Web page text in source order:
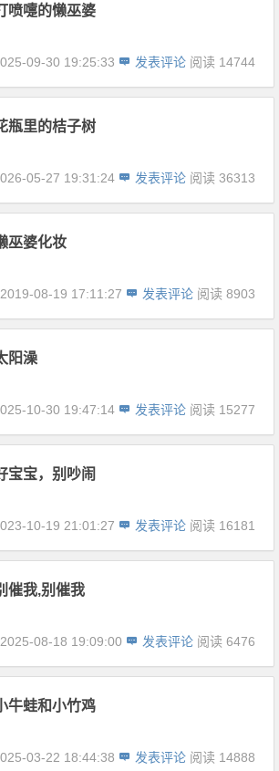
喷嚏的懒巫婆
09-30 19:25:33 发表评论 阅读 14744
瓶里的桔子树
05-27 19:31:24 发表评论 阅读 36313
巫婆化妆
2019-08-19 17:11:27 发表评论 阅读 8903
阳澡
10-30 19:47:14 发表评论 阅读 15277
宝宝，别吵闹
10-19 21:01:27 发表评论 阅读 16181
催我,别催我
2025-08-18 19:09:00 发表评论 阅读 6476
牛蛙和小竹鸡
03-22 18:44:38 发表评论 阅读 14888